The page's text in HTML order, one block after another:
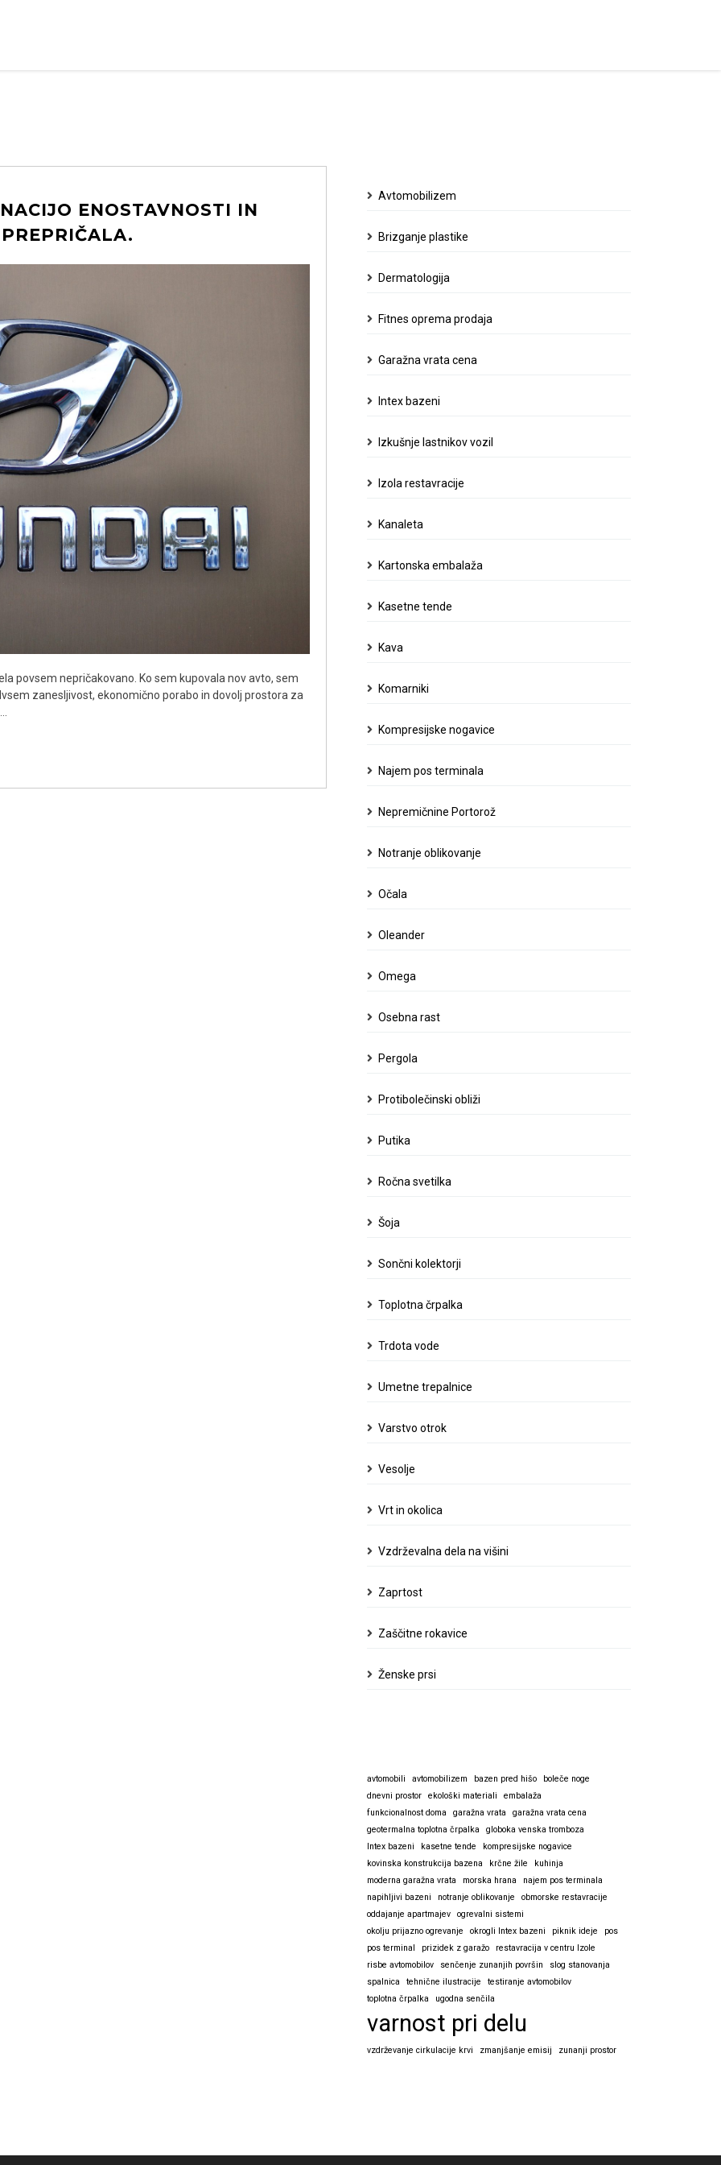
ENOSTAVNOSTI IN
povsem nepričakovano. Ko sem kupovala nov avto, sem
zanesljivost, ekonomično porabo in dovolj prostora za
Avtomobilizem
Brizganje plastike
Dermatologija
Fitnes oprema prodaja
Garažna vrata cena
Intex bazeni
Izkušnje lastnikov vozil
Izola restavracije
Kanaleta
Kartonska embalaža
Kasetne tende
Kava
Komarniki
Kompresijske nogavice
Najem pos terminala
Nepremičnine Portorož
Notranje oblikovanje
Očala
Oleander
Omega
Osebna rast
Pergola
Protibolečinski obliži
Putika
Ročna svetilka
Šoja
Sončni kolektorji
Toplotna črpalka
Trdota vode
Umetne trepalnice
Varstvo otrok
Vesolje
Vrt in okolica
Vzdrževalna dela na višini
Zaprtost
Zaščitne rokavice
Ženske prsi
avtomobili avtomobilizem bazen pred hišo
boleče noge
dnevni prostor
ekološki materiali
embalaža
funkcionalnost doma
garažna vrata
garažna vrata cena
geotermalna toplotna črpalka
globoka venska tromboza
Intex bazeni
kasetne tende
kompresijske nogavice
kovinska konstrukcija bazena
krčne žile
kuhinja
moderna garažna vrata
morska hrana
najem pos terminala
napihljivi bazeni
notranje oblikovanje
obmorske restavracije
oddajanje apartmajev
ogrevalni sistemi
okolju prijazno ogrevanje
okrogli Intex bazeni piknik ideje
pos
pos terminal
prizidek z garažo
restavracija v centru Izole
risbe avtomobilov
senčenje zunanjih površin
slog stanovanja
spalnica
tehnične ilustracije
testiranje avtomobilov
toplotna črpalka
ugodna senčila
varnost pri delu
vzdrževanje cirkulacije krvi zmanjšanje emisij zunanji prostor